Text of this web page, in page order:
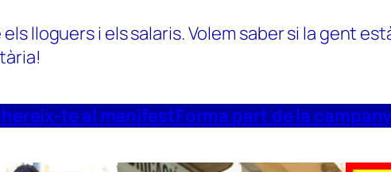
lloguers i els salaris. Volem saber si la gent
te al manifestForma part de la